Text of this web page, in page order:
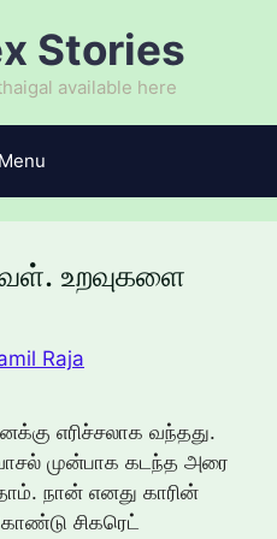
Stories
available here
Menu
உறவுகளை
Raja
எரிச்சலாக வந்தது.
முன்பாக கடந்த அரை
நான் எனது காரின்
சிகரெட்